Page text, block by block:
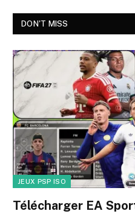
DON'T MISS
JEUX PSP ISO
Télécharger EA